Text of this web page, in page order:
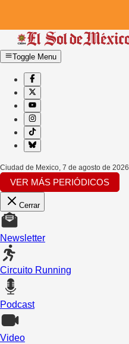
Toggle Menu
Ciudad de Mexico, 7 de agosto de 2026
VER MÁS PERIÓDICOS
Cerrar
Newsletter
Circuito Running
Podcast
Video